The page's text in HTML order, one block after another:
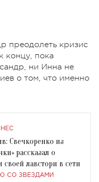
преодолеть кризис
концу, пока
ни Инна не
о том, что именно
Свечкоренко из
рассказал о
своей лавстори в сети
СО ЗВЕЗДАМИ